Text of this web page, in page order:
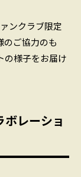
ンクラブ限定
のご協力のも
の様子をお届け
レーショ